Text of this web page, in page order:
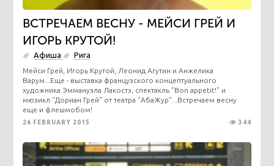
ВСТРЕЧАЕМ ВЕСНУ - МЕЙСИ ГРЕЙ И
ИГОРЬ КРУТОЙ!
Афиша Рига
Мейси Грей, Игорь Крутой, Леонид Агутин и Анжелика
Варум...Еще - выставка французского концептуального
художника Эммануэла Лакостэ, спектакль "Bon appetit!" и
мюзикл "Дориан Грей" от театра "АбаЖур"...Встречаем весну
еще и флешмобом!
26 FEBRUARY 2015 344